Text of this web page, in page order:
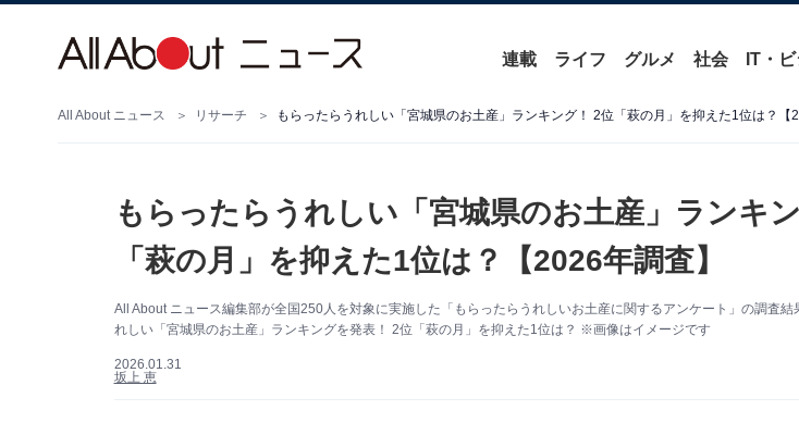
連載 ライフ グルメ 社会 IT・
All About ニュース リサーチ もらったらうれしい「宮城県のお土産」ランキング！ 2位「萩の月」を抑えた1位は？【
もらったらうれしい「宮城県のお土産」ランキ
「萩の月」を抑えた1位は？【2026年調査】
All About ニュース編集部が全国250人を対象に実施した「もらったらうれしいお土産に関するアンケート」の調査結
れしい「宮城県のお土産」ランキングを発表！ 2位「萩の月」を抑えた1位は？ ※画像はイメージです
2026.01.31
坂上 恵